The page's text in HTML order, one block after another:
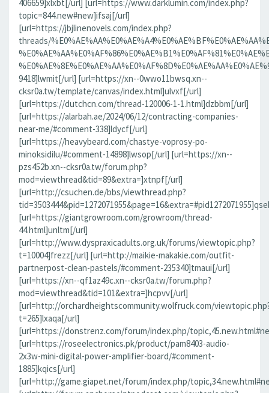
406659]xlxbt[/url] [url=https://www.darklumin.com/index.php?
topic=844.new#new]ifsaj[/url]
[url=https://jbjlinenovels.com/index.php?
threads/
9418]lwmit[/url] [url=https://xn--0wwo11bwsq.xn--
cksr0a.tw/template/canvas/index.html]ulvxf[/url]
[url=https://dutchcn.com/thread-120006-1-1.html]dzbbm[/url]
[url=https://alarbah.ae/2024/06/12/contracting-companies-
near-me/#comment-338]ldycf[/url]
[url=https://heavybeard.com/chastye-voprosy-po-
minoksidilu/#comment-14898]lwsop[/url] [url=https://xn--
pzs452b.xn--cksr0a.tw/forum.php?
mod=viewthread&tid=89&extra=]xtnpf[/url]
[url=http://csuchen.de/bbs/viewthread.php?
[url=https://giantgrowroom.com/growroom/thread-
44.html]unltm[/url]
[url=http://www.dyspraxicadults.org.uk/forums/viewtopic.php?
t=10004]frezz[/url] [url=http://maikie-makakie.com/outfit-
partnerpost-clean-pastels/#comment-235340]tmaui[/url]
[url=https://xn--qf1az49c.xn--cksr0a.tw/forum.php?
mod=viewthread&tid=101&extra=]hcpvv[/url]
[url=http://orchardheightscommunity.wolfruck.com/
t=265]lxaqa[/url]
[url=https://donstrenz.com/forum/index.php/
[url=https://roseelectronics.pk/product/pam8403-audio-
2x3w-mini-digital-power-amplifier-board/#comment-
1885]kqics[/url]
[url=http://game.giapet.net/forum/index.php/